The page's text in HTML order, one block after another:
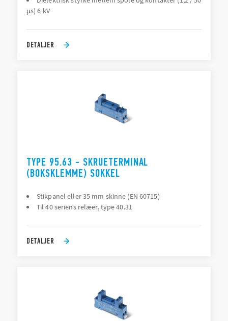
μs) 6 kV
DETALJER
TYPE 95.63 - SKRUETERMINAL
(BOKSKLEMME) SOKKEL
Stikpanel eller 35 mm skinne (EN 60715)
Til 40 seriens relæer, type 40.31
DETALJER